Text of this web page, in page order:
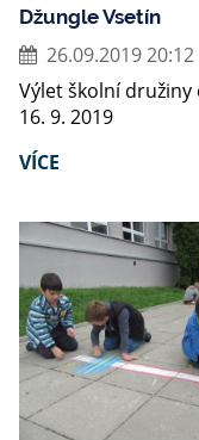
Džungle Vsetín
26.09.2019 20:12
Výlet školní
16. 9. 2019
VÍCE